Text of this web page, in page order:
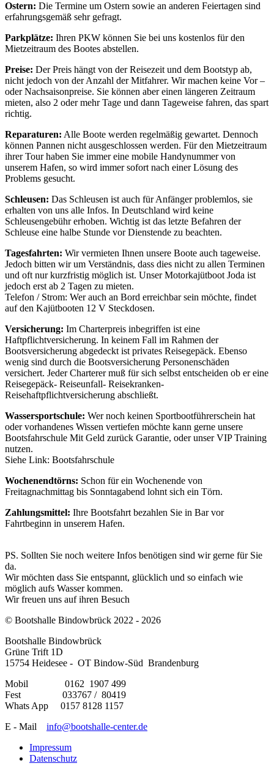
Ostern: Die Termine um Ostern sowie an anderen Feiertagen sind
erfahrungsgemäß sehr gefragt.
Parkplätze: Ihren PKW können Sie bei uns kostenlos für den
Mietzeitraum des Bootes abstellen.
Preise: Der Preis hängt von der Reisezeit und dem Bootstyp ab,
nicht jedoch von der Anzahl der Mitfahrer. Wir machen keine Vor –
oder Nachsaisonpreise. Sie können aber einen längeren Zeitraum
mieten, also 2 oder mehr Tage und dann Tageweise fahren, das spart
richtig.
Reparaturen: Alle Boote werden regelmäßig gewartet. Dennoch
können Pannen nicht ausgeschlossen werden. Für den Mietzeitraum
ihrer Tour haben Sie immer eine mobile Handynummer von
unserem Hafen, so wird immer sofort nach einer Lösung des
Problems gesucht.
Schleusen: Das Schleusen ist auch für Anfänger problemlos, sie
erhalten von uns alle Infos. In Deutschland wird keine
Schleusengebühr erhoben. Wichtig ist das letzte Befahren der
Schleuse eine halbe Stunde vor Dienstende zu beachten.
Tagesfahrten: Wir vermieten Ihnen unsere Boote auch tageweise.
Jedoch bitten wir um Verständnis, dass dies nicht zu allen Terminen
und oft nur kurzfristig möglich ist. Unser Motorkajütboot Joda ist
jedoch erst ab 2 Tagen zu mieten.
Telefon / Strom: Wer auch an Bord erreichbar sein möchte, findet
auf den Kajütbooten 12 V Steckdosen.
Versicherung: Im Charterpreis inbegriffen ist eine
Haftpflichtversicherung. In keinem Fall im Rahmen der
Bootsversicherung abgedeckt ist privates Reisegepäck. Ebenso
wenig sind durch die Bootsversicherung Personenschäden
versichert. Jeder Charterer muß für sich selbst entscheiden ob er eine
Reisegepäck- Reiseunfall- Reisekranken-
Reisehaftpflichtversicherung abschließt.
Wassersportschule: Wer noch keinen Sportbootführerschein hat
oder vorhandenes Wissen vertiefen möchte kann gerne unsere
Bootsfahrschule Mit Geld zurück Garantie, oder unser VIP Training
nutzen.
Siehe Link: Bootsfahrschule
Wochenendtörns: Schon für ein Wochenende von
Freitagnachmittag bis Sonntagabend lohnt sich ein Törn.
Zahlungsmittel: Ihre Bootsfahrt bezahlen Sie in Bar vor
Fahrtbeginn in unserem Hafen.
PS. Sollten Sie noch weitere Infos benötigen sind wir gerne für Sie
da.
Wir möchten dass Sie entspannt, glücklich und so einfach wie
möglich aufs Wasser kommen.
Wir freuen uns auf ihren Besuch
© Bootshalle Bindowbrück 2022 - 2026
Bootshalle Bindowbrück
Grüne Trift 1D
15754 Heidesee - OT Bindow-Süd Brandenburg
Mobil 0162 1907 499
Fest 033767 / 80419
Whats App 0157 8128 1157
E - Mail info@bootshalle-center.de
Impressum
Datenschutz